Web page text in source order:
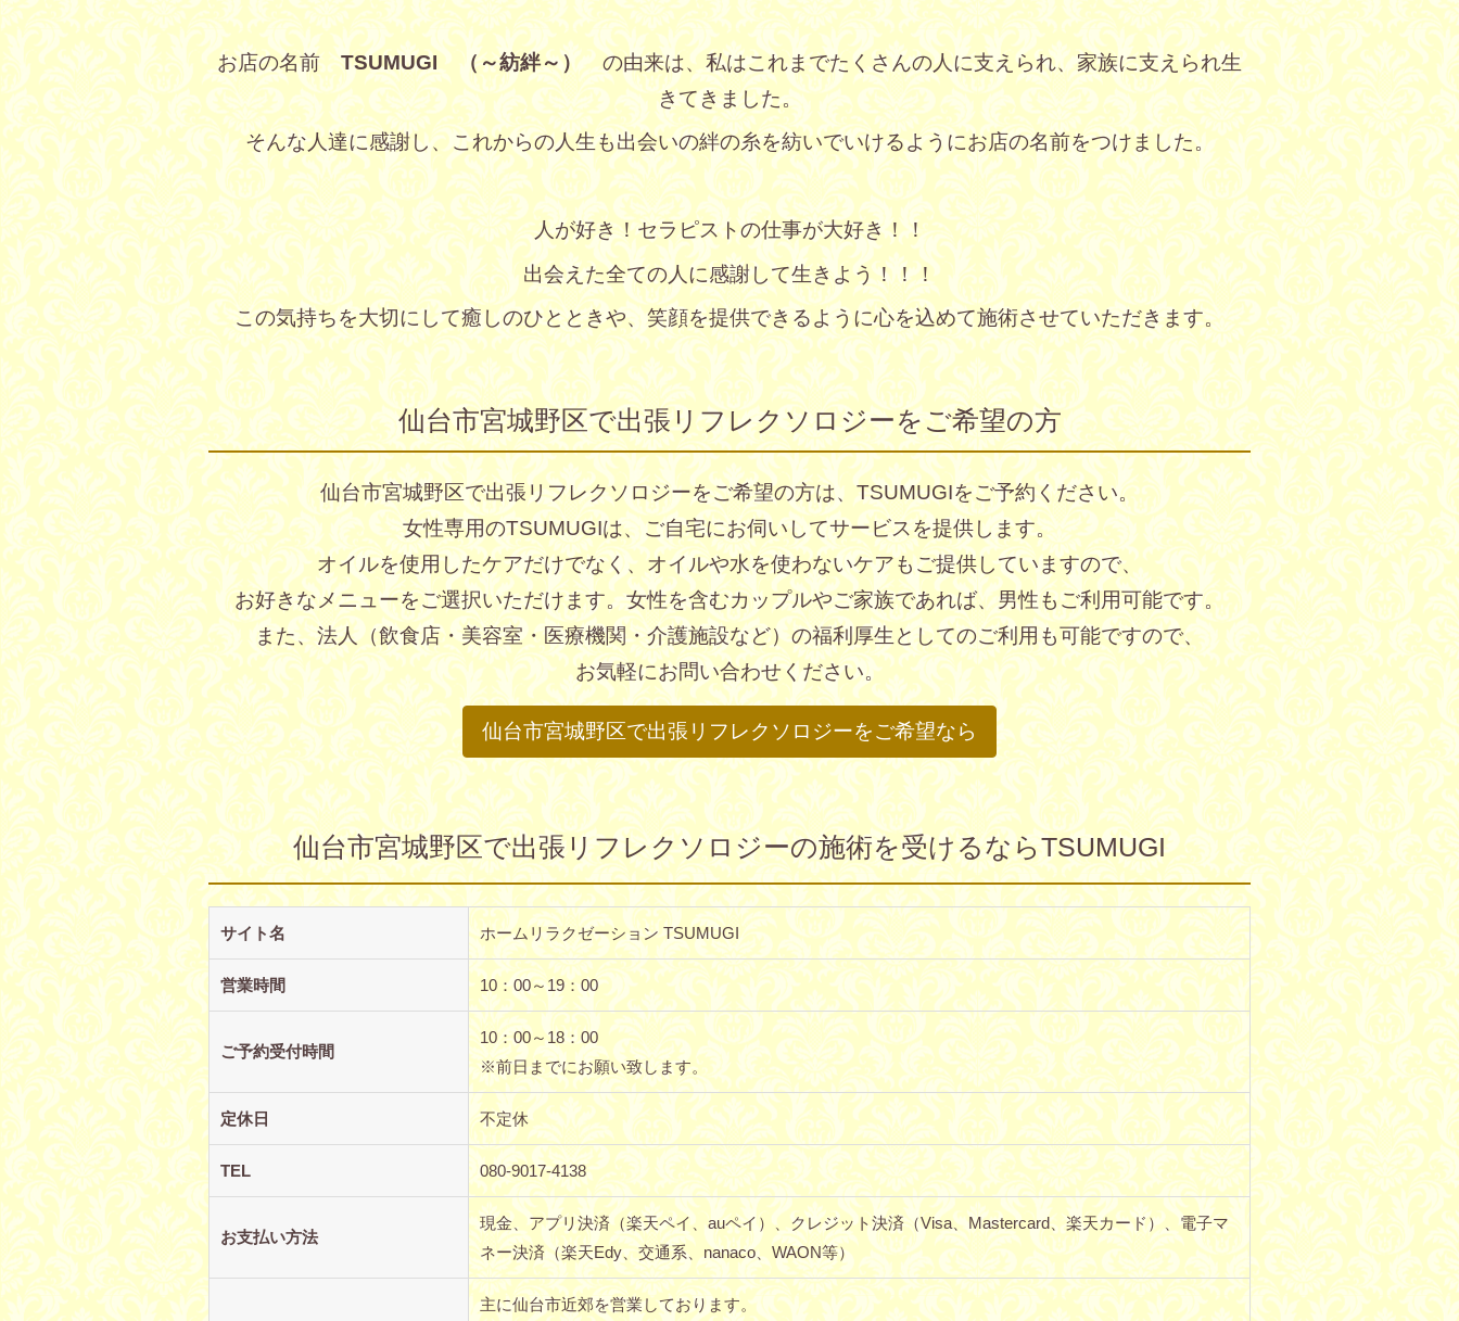
お店の名前TSUMUGI （～紡絆～）の由来は、私はこれまでたくさんの人に支えられ、家族に支えられ生
きてきました。
そんな人達に感謝し、これからの人生も出会いの絆の糸を紡いでいけるようにお店の名前をつけました。
人が好き！セラピストの仕事が大好き！！
出会えた全ての人に感謝して生きよう！！！
この気持ちを大切にして癒しのひとときや、笑顔を提供できるように心を込めて施術させていただきます。
仙台市宮城野区で出張リフレクソロジーをご希望の方
仙台市宮城野区で出張リフレクソロジーをご希望の方は、TSUMUGIをご予約ください。
女性専用のTSUMUGIは、ご自宅にお伺いしてサービスを提供します。
オイルを使用したケアだけでなく、オイルや水を使わないケアもご提供していますので、
お好きなメニューをご選択いただけます。女性を含むカップルやご家族であれば、男性もご利用可能です。
また、法人（飲食店・美容室・医療機関・介護施設など）の福利厚生としてのご利用も可能ですので、
お気軽にお問い合わせください。
仙台市宮城野区で出張リフレクソロジーをご希望なら
仙台市宮城野区で出張リフレクソロジーの施術を受けるならTSUMUGI
サイト名 ホームリラクゼーション TSUMUGI
営業時間 10：00～19：00
ご予約受付時間
10：00～18：00
※前日までにお願い致します。
定休日 不定休
TEL 080-9017-4138
お支払い方法
現金、アプリ決済（楽天ペイ、auペイ）、クレジット決済（Visa、Mastercard、楽天カード）、電子マ
ネー決済（楽天Edy、交通系、nanaco、WAON等）
主に仙台市近郊を営業しております。